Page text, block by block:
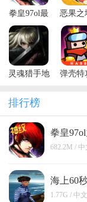
拳皇97ol最
新版本
恶果之
限技能
版
灵魂猎手地
最新版本
(Soul
Huntress)
弹壳特
排行榜
拳皇
682.2M / 中
海上60
1.77G / 中